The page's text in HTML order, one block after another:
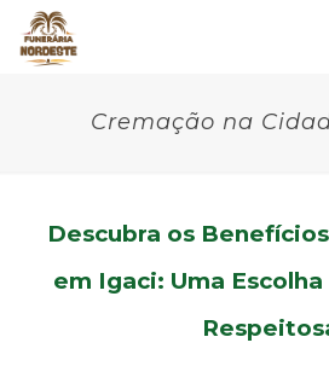
Cremação na
Descubra os
em Igaci: Uma